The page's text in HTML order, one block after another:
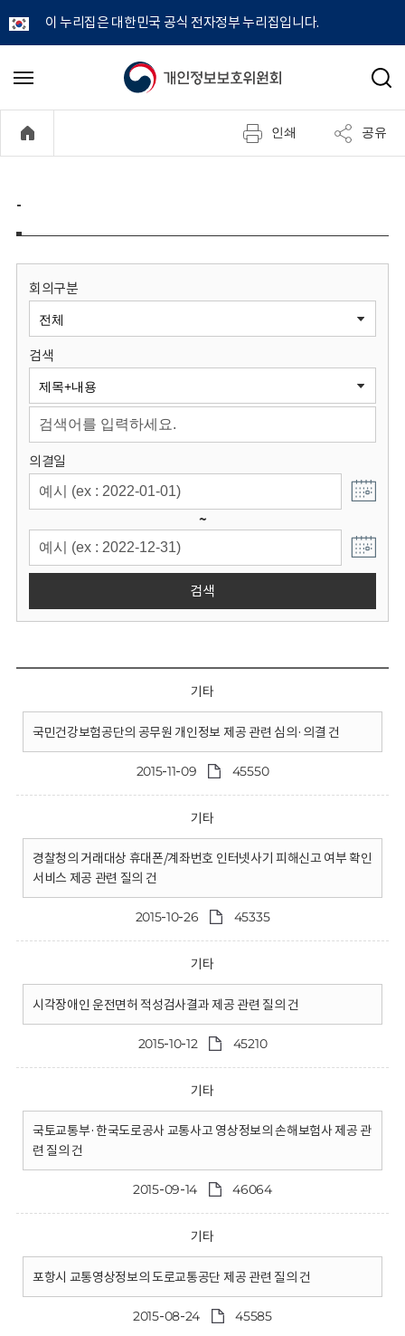
이 누리집은 대한민국 공식 전자정부 누리집입니다.
개
정
보
원
회
메
기
검
인쇄 공유
-
회의구분
검색
의결일
~
검색
기타
국민건강보험공단의 공무원 개인정보 제공 관련 심의·의결 건
2015-11-09 45550
기타
경찰청의 거래대상 휴대폰/계좌번호 인터넷사기 피해신고 여부 확인
서비스 제공 관련 질의 건
2015-10-26 45335
기타
시각장애인 운전면허 적성검사결과 제공 관련 질의 건
2015-10-12 45210
기타
국토교통부·한국도로공사 교통사고 영상정보의 손해보험사 제공 관
련 질의 건
2015-09-14 46064
기타
포항시 교통영상정보의 도로교통공단 제공 관련 질의 건
2015-08-24 45585